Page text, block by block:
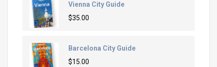
Vienna City Guide
$35.00
Barcelona City Guide
$15.00